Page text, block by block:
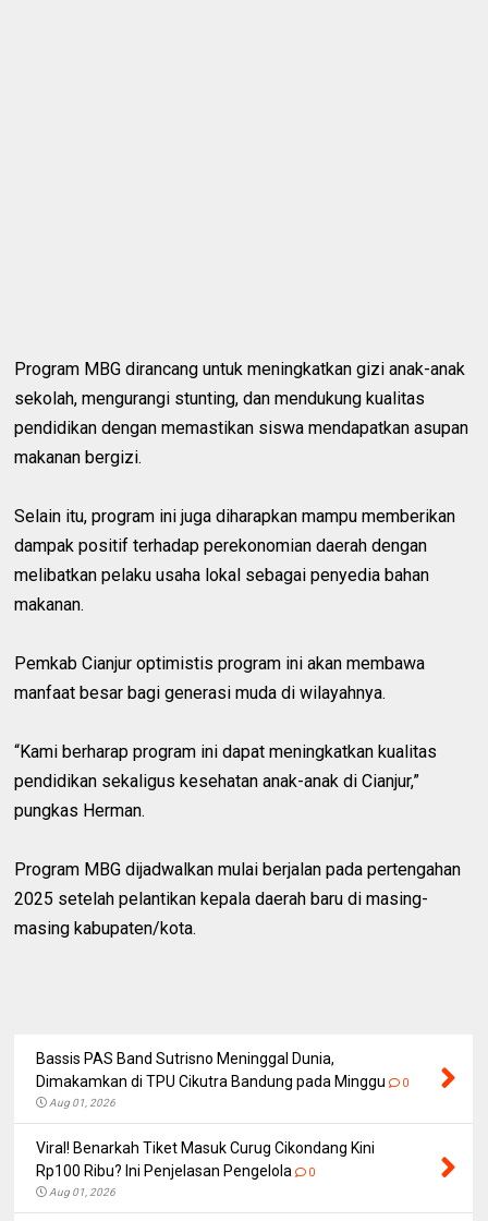
Program MBG dirancang untuk meningkatkan gizi anak-anak
sekolah, mengurangi stunting, dan mendukung kualitas
pendidikan dengan memastikan siswa mendapatkan asupan
makanan bergizi.
Selain itu, program ini juga diharapkan mampu memberikan
dampak positif terhadap perekonomian daerah dengan
melibatkan pelaku usaha lokal sebagai penyedia bahan
makanan.
Pemkab Cianjur optimistis program ini akan membawa
manfaat besar bagi generasi muda di wilayahnya.
“Kami berharap program ini dapat meningkatkan kualitas
pendidikan sekaligus kesehatan anak-anak di Cianjur,”
pungkas Herman.
Program MBG dijadwalkan mulai berjalan pada pertengahan
2025 setelah pelantikan kepala daerah baru di masing-
masing kabupaten/kota.
Bassis PAS Band Sutrisno Meninggal Dunia,
Dimakamkan di TPU Cikutra Bandung pada Minggu
0
Aug 01, 2026
Viral! Benarkah Tiket Masuk Curug Cikondang Kini
Rp100 Ribu? Ini Penjelasan Pengelola
0
Aug 01, 2026